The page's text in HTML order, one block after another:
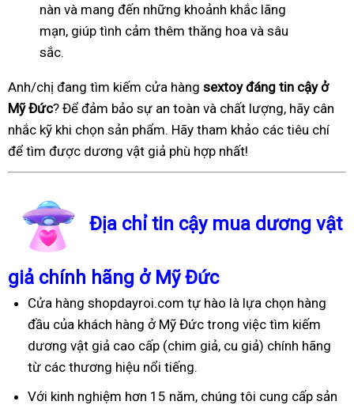
nàn và mang đến những khoảnh khắc lãng
mạn, giúp tình cảm thêm thăng hoa và sâu
sắc.
Anh/chị đang tìm kiếm cửa hàng sextoy đáng tin cậy ở
Mỹ Đức? Để đảm bảo sự an toàn và chất lượng, hãy cân
nhắc kỹ khi chọn sản phẩm. Hãy tham khảo các tiêu chí
để tìm được dương vật giả phù hợp nhất!
Địa chỉ tin cậy mua dương vật
giả chính hãng ở Mỹ Đức
Cửa hàng shopdayroi.com tự hào là lựa chọn hàng
đầu của khách hàng ở Mỹ Đức trong việc tìm kiếm
dương vật giả cao cấp (chim giả, cu giả) chính hãng
từ các thương hiệu nổi tiếng.
Với kinh nghiệm hơn 15 năm, chúng tôi cung cấp sản